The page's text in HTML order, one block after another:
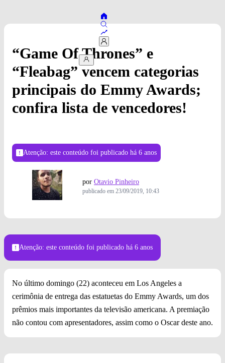
“Game Of Thrones” e
“Fleabag” vencem categorias
principais do Emmy Awards;
confira lista de vencedores!
Atenção: este conteúdo foi publicado há 6 anos
por Otavio Pinheiro
publicado em 23/09/2019, 10:43
Atenção: este conteúdo foi publicado há 6 anos
No último domingo (22) aconteceu em Los Angeles a
cerimônia de entrega das estatuetas do Emmy Awards, um dos
prêmios mais importantes da televisão americana. A premiação
não contou com apresentadores, assim como o Oscar deste ano.